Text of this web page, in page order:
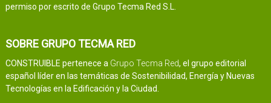
permiso por escrito de Grupo Tecma Red S.L.
SOBRE GRUPO TECMA RED
CONSTRUIBLE pertenece a Grupo Tecma Red, el grupo editorial
español líder en las temáticas de Sostenibilidad, Energía y Nuevas
Tecnologías en la Edificación y la Ciudad.